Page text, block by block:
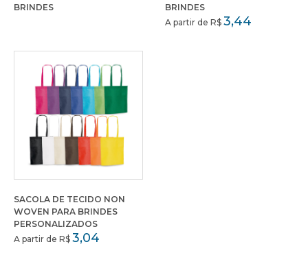
BRINDES
BRINDES
A partir de R$ 3,44
SACOLA DE TECIDO NON
WOVEN PARA BRINDES
PERSONALIZADOS
A partir de R$ 3,04